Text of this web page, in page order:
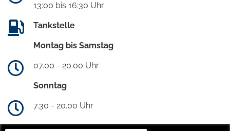
13:00 bis 16:30 Uhr
Tankstelle
Montag bis Samstag
07.00 - 20.00 Uhr
Sonntag
7.30 - 20.00 Uhr